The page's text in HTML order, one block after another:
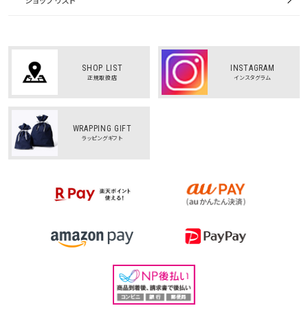
SHOP LIST
正規取扱店
INSTAGRAM
インスタグラム
WRAPPING GIFT
ラッピングギフト